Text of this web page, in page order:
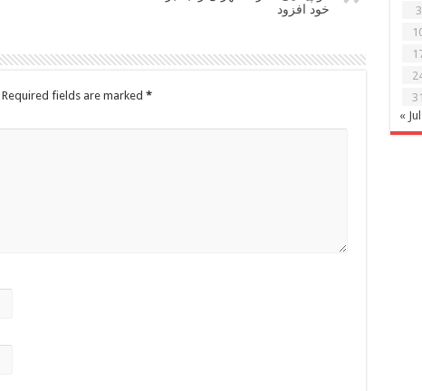
خود افزود
Required fields are marked *
3
31
« Jul